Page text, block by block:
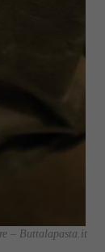
– Buttalapasta.it